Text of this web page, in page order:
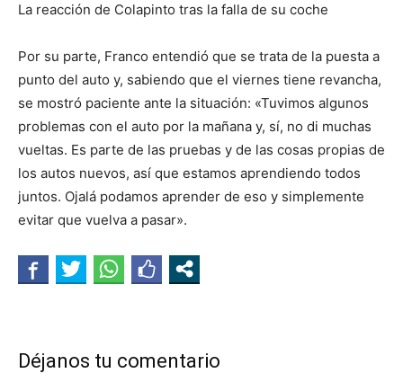
La reacción de Colapinto tras la falla de su coche
Por su parte, Franco entendió que se trata de la puesta a
punto del auto y, sabiendo que el viernes tiene revancha,
se mostró paciente ante la situación: «Tuvimos algunos
problemas con el auto por la mañana y, sí, no di muchas
vueltas. Es parte de las pruebas y de las cosas propias de
los autos nuevos, así que estamos aprendiendo todos
juntos. Ojalá podamos aprender de eso y simplemente
evitar que vuelva a pasar».
Déjanos tu comentario